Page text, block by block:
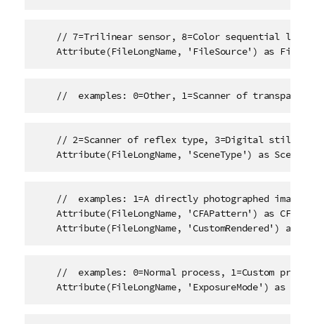
// 7=Trilinear sensor, 8=Color sequential
Attribute(FileLongName, 'FileSource') as
//  examples: 0=Other, 1=Scanner of
// 2=Scanner of reflex type, 3=Digital still
Attribute(FileLongName, 'SceneType') as
    //  examples: 1=A directly photographed image,
Attribute(FileLongName, 'CFAPattern') as
Attribute(FileLongName, 'CustomRendered') as
//  examples: 0=Normal process, 1=Custom
Attribute(FileLongName, 'ExposureMode') as